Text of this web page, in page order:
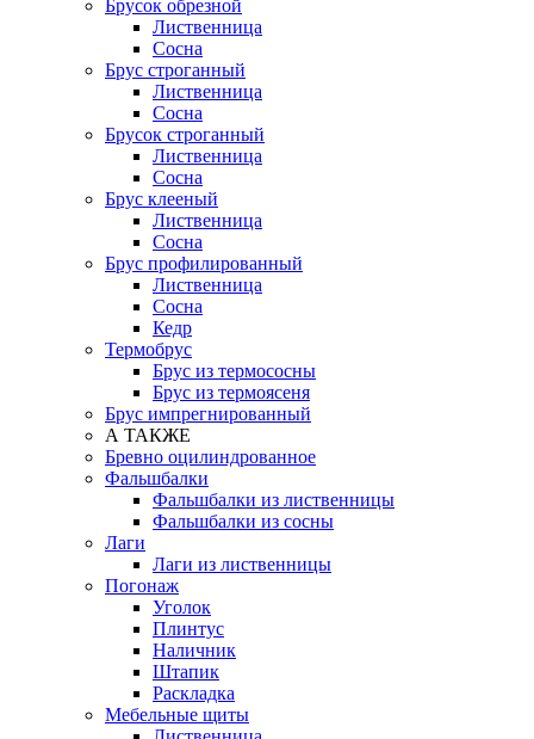
Брусок обрезной
Лиственница
Сосна
Брус строганный
Лиственница
Сосна
Брусок строганный
Лиственница
Сосна
Брус клееный
Лиственница
Сосна
Брус профилированный
Лиственница
Сосна
Кедр
Термобрус
Брус из термососны
Брус из термоясеня
Брус импрегнированный
А ТАКЖЕ
Бревно оцилиндрованное
Фальшбалки
Фальшбалки из лиственницы
Фальшбалки из сосны
Лаги
Лаги из лиственницы
Погонаж
Уголок
Плинтус
Наличник
Штапик
Раскладка
Мебельные щиты